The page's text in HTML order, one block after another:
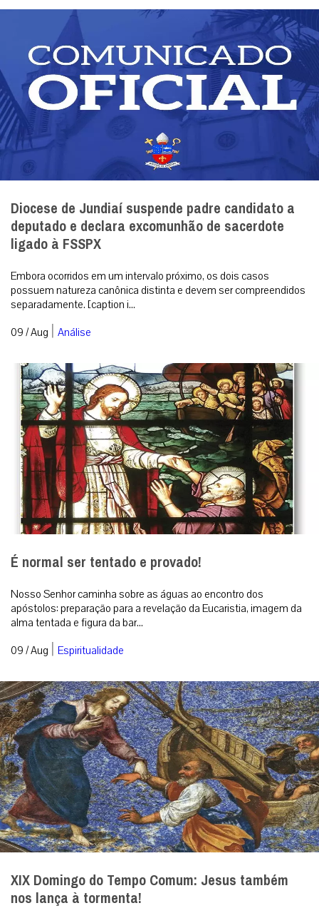
Diocese de Jundiaí suspende padre candidato a
deputado e declara excomunhão de sacerdote
ligado à FSSPX
Embora ocorridos em um intervalo próximo, os dois casos
possuem natureza canônica distinta e devem ser compreendidos
separadamente. [caption i...
09 / Aug | Análise
É normal ser tentado e provado!
Nosso Senhor caminha sobre as águas ao encontro dos
apóstolos: preparação para a revelação da Eucaristia, imagem da
alma tentada e figura da bar...
09 / Aug | Espiritualidade
XIX Domingo do Tempo Comum: Jesus também
nos lança à tormenta!